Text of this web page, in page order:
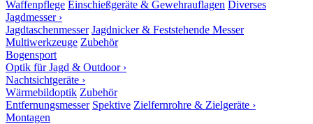
Waffenpflege Einschießgeräte & Gewehrauflagen Diverses
Jagdmesser ›
Jagdtaschenmesser Jagdnicker & Feststehende Messer
Multiwerkzeuge Zubehör
Bogensport
Optik für Jagd & Outdoor ›
Nachtsichtgeräte ›
Wärmebildoptik Zubehör
Entfernungsmesser Spektive Zielfernrohre & Zielgeräte ›
Montagen